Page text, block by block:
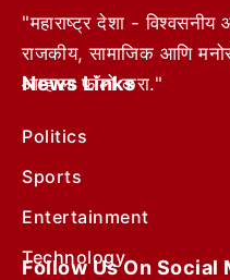
"महाराष्ट्र देशा - विश्वसनीय
राजकीय, सामाजिक आणि
आम्हाला फॉलो करा."
News Links
Politics
Sports
Entertainment
Technology
Follow Us On Social